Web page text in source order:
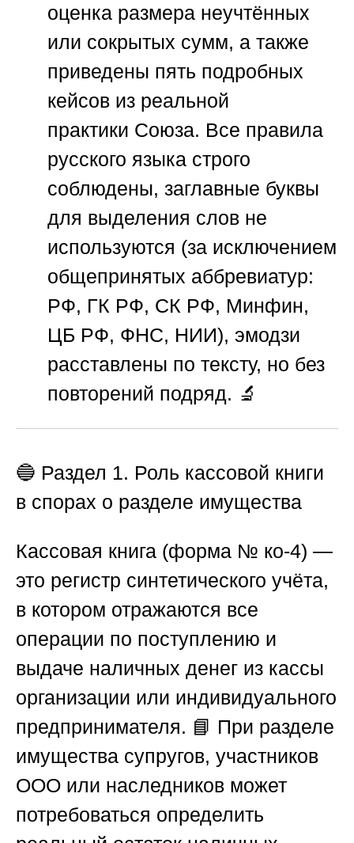
оценка размера неучтённых
или сокрытых сумм, а также
приведены пять подробных
кейсов из реальной
практики Союза. Все правила
русского языка строго
соблюдены, заглавные буквы
для выделения слов не
используются (за исключением
общепринятых аббревиатур:
РФ, ГК РФ, СК РФ, Минфин,
ЦБ РФ, ФНС, НИИ), эмодзи
расставлены по тексту, но без
повторений подряд. 🔬
🔵 Раздел 1. Роль кассовой книги
в спорах о разделе имущества
Кассовая книга (форма № ко-4) —
это регистр синтетического учёта,
в котором отражаются все
операции по поступлению и
выдаче наличных денег из кассы
организации или индивидуального
предпринимателя. 📘 При разделе
имущества супругов, участников
ООО или наследников может
потребоваться определить